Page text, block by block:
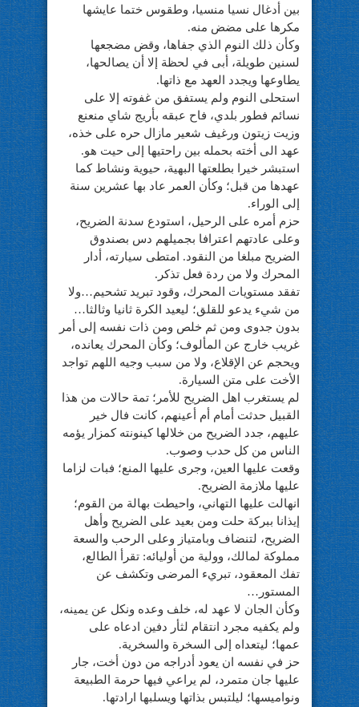
بين أدغال نسيا منسيا، وطقوس ختما عايشها
مكرها على مضض منه.
وكأن ذلك النوم الذي جفاها، وقض مضجعها
لسنين طويلة، أبى في لحظة إلا أن يصالحها،
يطاوعها ويجدد العهد مع ذاتها.
استحلى النوم ولم يستفق من غفوته إلا على
نسائم فطور بلدي، فاح عبقه بأريج شاي منعنع
وزيت زيتون ورغيف شعير مازال حره على خذه،
عهد الى أخته بحمله بين راحتيها إلى حيت هو.
استبشر خيرا بطلعتها البهية، حيوية ونشاط كما
عهدها من قبل؛ وكأن العمر عاد بها عشرين سنة
إلى الوراء.
حزم أمره على الرحيل، استودع سدنة الضريح،
وعلى عادتهم اعترافا بجميلهم دس بصندوق
الضريح مبلغا من النقود. امتطى سيارته، أدار
المحرك ولا من ردة فعل تذكر.
تفقد مستويات المحرك، وقود تبريد تشحيم…ولا
من شيء يدعو للقلق؛ ليعيد الكرة ثانيا وثالثا…
بدون جدوى ومن ثم خلص ومن ذات نفسه إلى أمر
غريب خارج عن المألوف؛ وكأن المحرك يعانده،
ويحجم عن الإقلاع، ولا من سبب وجيه اللهم تواجد
الأخت على متن السيارة.
لم يستغرب اهل الضريح للأمر؛ تمة حالات من هذا
القبيل حدثت أمام أم أعينهم، كانت فال خير
عليهم، جدد الضريح من خلالها كينونته كمزار يؤمه
الناس من كل حدب وصوب.
وقعت عليها العين، وجرى عليها المنع؛ فبات لزاما
عليها ملازمة الضريح.
انهالت عليها التهاني، واحيطت بهالة من القوم؛
إيذانا ببركة حلت ومن بعيد على الضريح وأهل
الضريح، لتنضاف وبامتياز وعلى الرحب والسعة
مملوكة لمالك، وولية من أوليائه: تقرأ الطالع،
تفك المعقود، تبريء المرضى وتكشف عن
المستور…
وكأن الجان لا عهد له، خلف وعده ونكل عن يمينه،
ولم يكفيه مجرد انتقام لثأر دفين ادعاه على
عمها؛ ليتعداه إلى السخرة والسخرية.
حز في نفسه ان يعود أدراجه من دون أخت، جار
عليها جان متمرد، لم يراعي فيها حرمة الطبيعة
ونواميسها؛ ليلتبس بذاتها ويسلبها ارادتها.